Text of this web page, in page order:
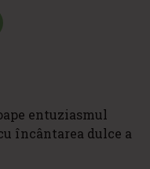
entuziasmul
încântarea dulce a